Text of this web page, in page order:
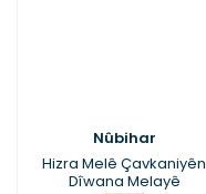
Nûbihar
Hizra Melê Çavkaniyên
Dîwana Melayê